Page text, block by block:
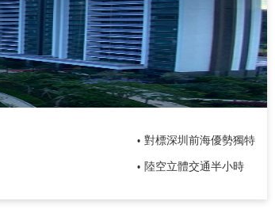
• 對標深圳前海優勢獨特
• 陸空立體交通半小時